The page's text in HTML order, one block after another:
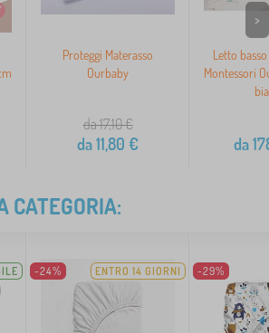
Proteggi Materasso
Ourbaby
da 17,10€
da11,80 €
Letto
Montessori
da
>
CATEGORIA:
-24% ENTRO 14 GIORNI -29%